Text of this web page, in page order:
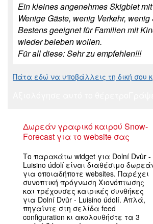
Ein kleines angenehmes Skigbiet
Wenige Gäste, wenig Verkehr,
Bestens geeignet für Familien mit
wieder beleben wollen.
Für all diese: Sehr zu empfehlen!!!
Πάτα εδώ να υποβάλλεις τη δική σου
Δωρεάν γραφικό καιρού Snow-
Forecast για το website σας
Το παρακάτω widget για Dolní Dvůr -
Luisino údolí είναι διαθέσιμο
για οποιαδήποτε websites. Παρέχει
συνοπτική πρόγνωση Χιονόπτωσης
και τρέχουσες καιρικές συνθήκες
για Dolní Dvůr - Luisino údolí. Απλά,
πηγαίντε στη σελίδα feed
configuration κι ακολουθήστε τα 3